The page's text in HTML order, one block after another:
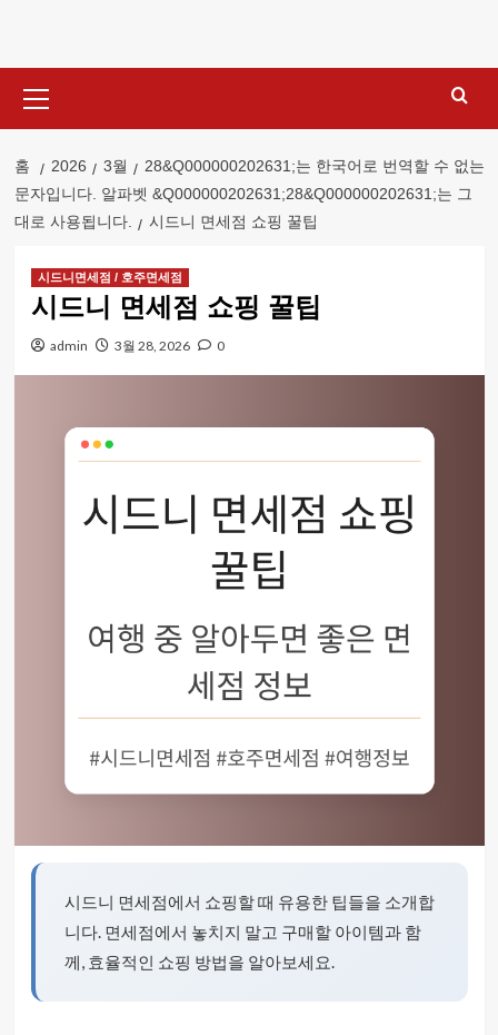
츠
건
본
메
홈 2026 3월
28&Q000000202631;는 한국어로 번역할 수 없는
문자입니다. 알파벳 &Q000000202631;28&Q000000202631;는 그
대로 사용됩니다.
시드니 면세점 쇼핑 꿀팁
시드니면세점 / 호주면세점
시드니 면세점 쇼핑 꿀팁
admin 3월 28, 2026 0
시드니 면세점에서 쇼핑할 때 유용한 팁들을 소개합
니다. 면세점에서 놓치지 말고 구매할 아이템과 함
께, 효율적인 쇼핑 방법을 알아보세요.